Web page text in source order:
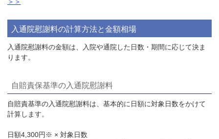
入通院慰謝料の計算方法と金額相場
入通院慰謝料の金額は、入院や通院した日数・期間に応じて決ま
ります。
自賠責保基準の入通院慰謝料
自賠責基準の入通院慰謝料は、基本的に日額に対象日数をかけて
計算します。
日額4,300円 ※ × 対象日数